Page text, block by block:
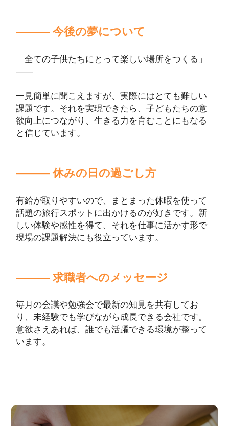
――― 今後の夢について
「全ての子供たちにとって楽しい場所をつくる」
――
一見簡単に聞こえますが、実際にはとても難しい
課題です。それを実現できたら、子どもたちの意
欲向上につながり、生きる力を育むことにもなる
と信じています。
――― 休みの日の過ごし方
有給が取りやすいので、まとまった休暇を使って
話題の旅行スポットに出かけるのが好きです。新
しい体験や感性を得て、それを仕事に活かす形で
現場の課題解決にも役立っています。
――― 求職者へのメッセージ
毎月の会議や勉強会で最新の知見を共有してお
り、未経験でも学びながら成長できる会社です。
意欲さえあれば、誰でも活躍できる環境が整って
います。